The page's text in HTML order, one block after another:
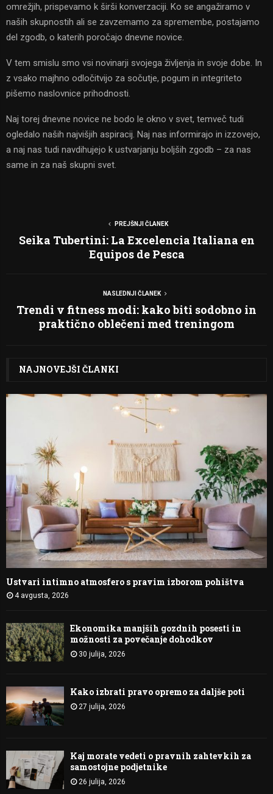
omrežjih, prispevamo k širši konverzaciji. Ko se angažiramo v
naših skupnostih ali se zavzemamo za spremembe, postajamo
del zgodb, o katerih poročajo dnevne novice.
V tem smislu smo vsi novinarji svojega življenja in svoje dobe. In
z vsako majhno odločitvijo za sočutje, pogum in integriteto
pišemo naslovnice prihodnosti.
Naj torej dnevne novice ne bodo le okno v svet, temveč tudi
ogledalo naših najvišjih aspiracij. Naj nas informirajo in izzovejo,
a naj nas tudi navdihujejo k ustvarjanju boljših zgodb – za nas
same in za naš skupni svet.
PREJŠNJI ČLANEK
Seika Tubertini: La Excelencia Italiana en
Equipos de Pesca
NASLEDNJI ČLANEK
Trendi v fitness modi: kako biti sodobno in
praktično oblečeni med treningom
NAJNOVEJŠI ČLANKI
Ustvari intimno atmosfero s pravim izborom pohištva
4 avgusta, 2026
Ekonomika manjših gozdnih posesti in
možnosti za povečanje dohodkov
30 julija, 2026
Kako izbrati pravo opremo za daljše poti
27 julija, 2026
Kaj morate vedeti o pravnih zahtevkih za
samostojne podjetnike
26 julija, 2026